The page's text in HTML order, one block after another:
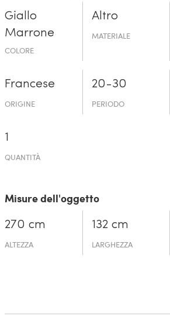
Giallo
Marrone
COLORE
Altro
MATERIALE
Francese
ORIGINE
20-30
PERIODO
1
QUANTITÀ
Misure dell'oggetto
270 cm
ALTEZZA
132 cm
LARGHEZZA